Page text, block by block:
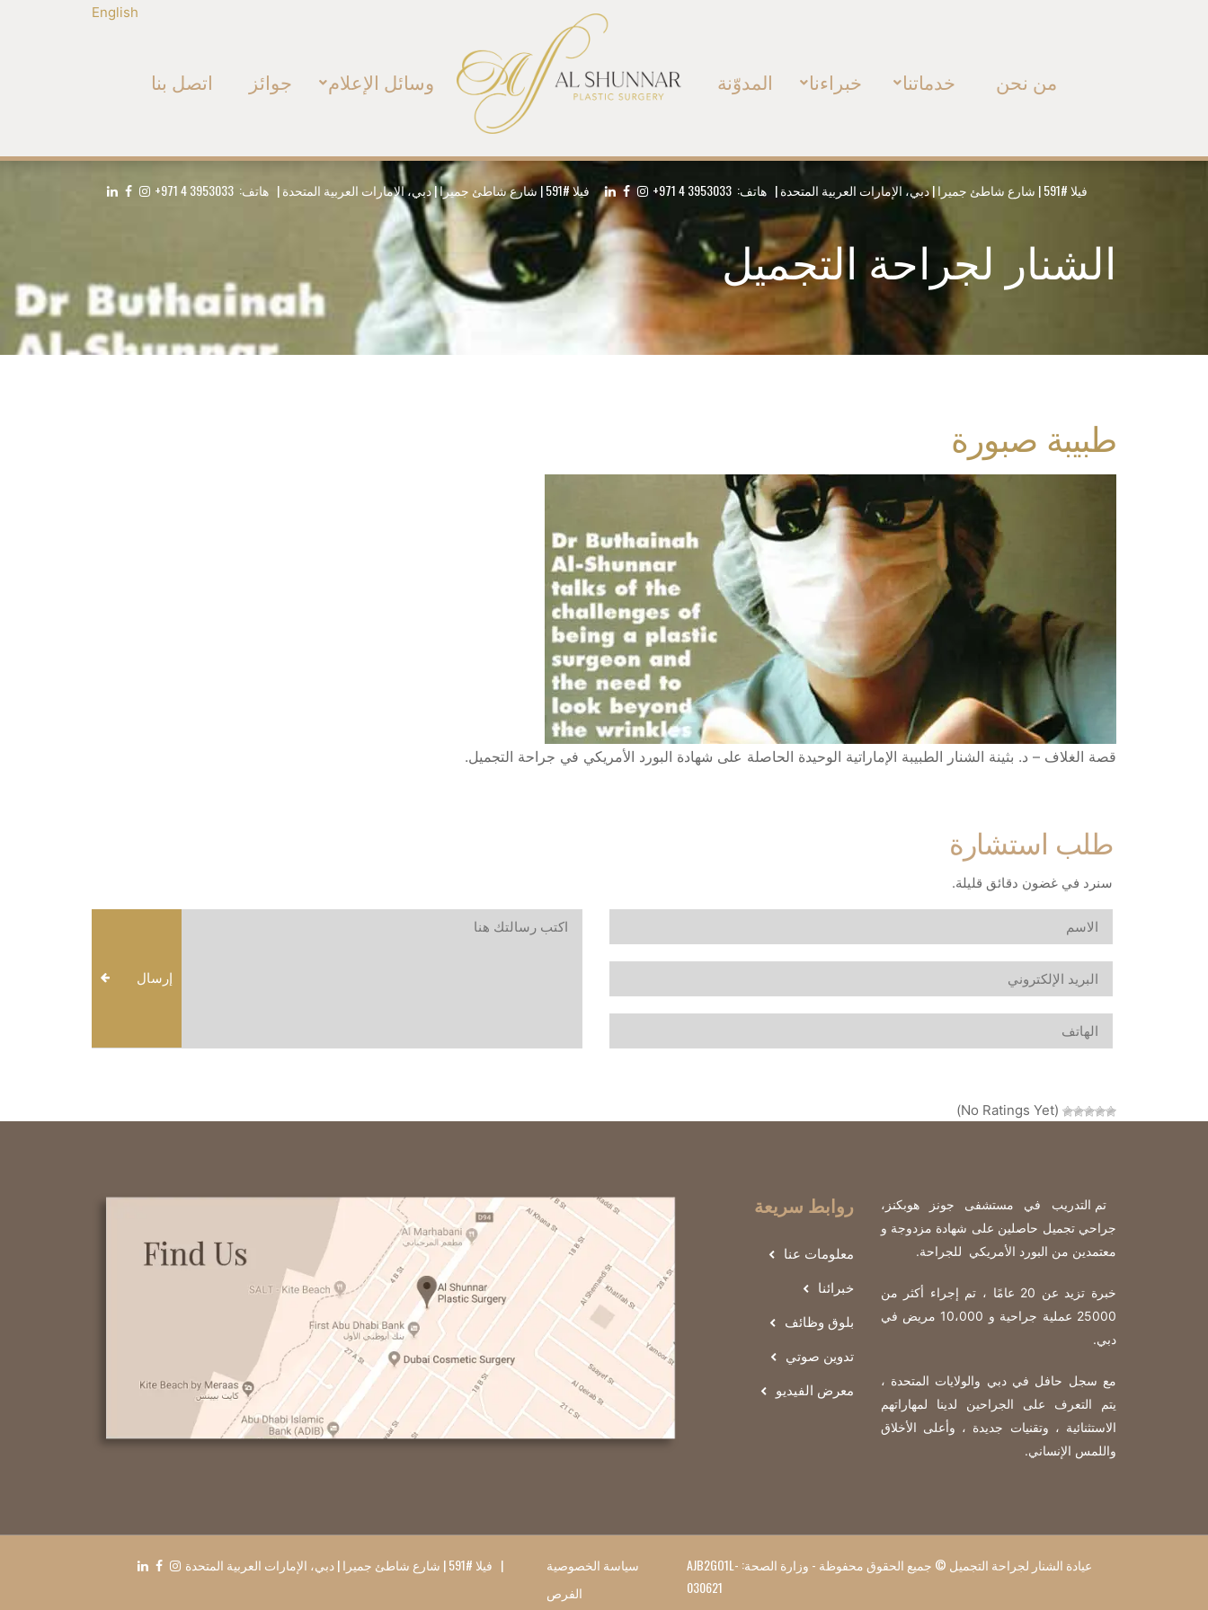
English
من نحن خدماتنا خبراءنا المدوّنة وسائل الإعلام جوائز اتصل بنا
+971 4 3953033 فيلا #591 | شارع شاطئ جميرا | دبي، الإمارات العربية المتحدة | هاتف: +971 4 3953033 فيلا #591 | شارع شاطئ جميرا | دبي، الإمارات العربية المتحدة | هاتف:
الشنار لجراحة التجميل
طبيبة صبورة
قصة الغلاف – د. بثينة الشنار الطبيبة الإماراتية الوحيدة الحاصلة على شهادة البورد الأمريكي في جراحة التجميل.
طلب استشارة
سنرد في غضون دقائق قليلة.
إرسال
(No Ratings Yet)
تم التدريب في مستشفى جونز هوبكنز،
جراحي تجميل حاصلين على شهادة مزدوجة و
معتمدين من البورد الأمريكي للجراحة.
خبرة تزيد عن 20 عامًا ، تم إجراء أكثر من
25000 عملية جراحية و 10،000 مريض في
دبي.
مع سجل حافل في دبي والولايات المتحدة ،
يتم التعرف على الجراحين لدينا لمهاراتهم
الاستثنائية ، وتقنيات جديدة ، وأعلى الأخلاق
واللمس الإنساني.
روابط سريعة
معلومات عنا
خبرائنا
بلوق وظائف
تدوين صوتي
معرض الفيديو
عيادة الشنار لجراحة التجميل © جميع الحقوق محفوظة - وزارة الصحة: AJB2GO1L-
030621
سياسة الخصوصية
الفرص
| فيلا #591 | شارع شاطئ جميرا | دبي، الإمارات العربية المتحدة